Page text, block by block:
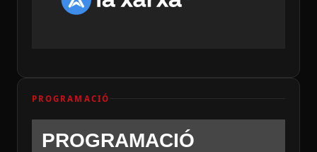
PROGRAMACIÓ
PROGRAMACIÓ